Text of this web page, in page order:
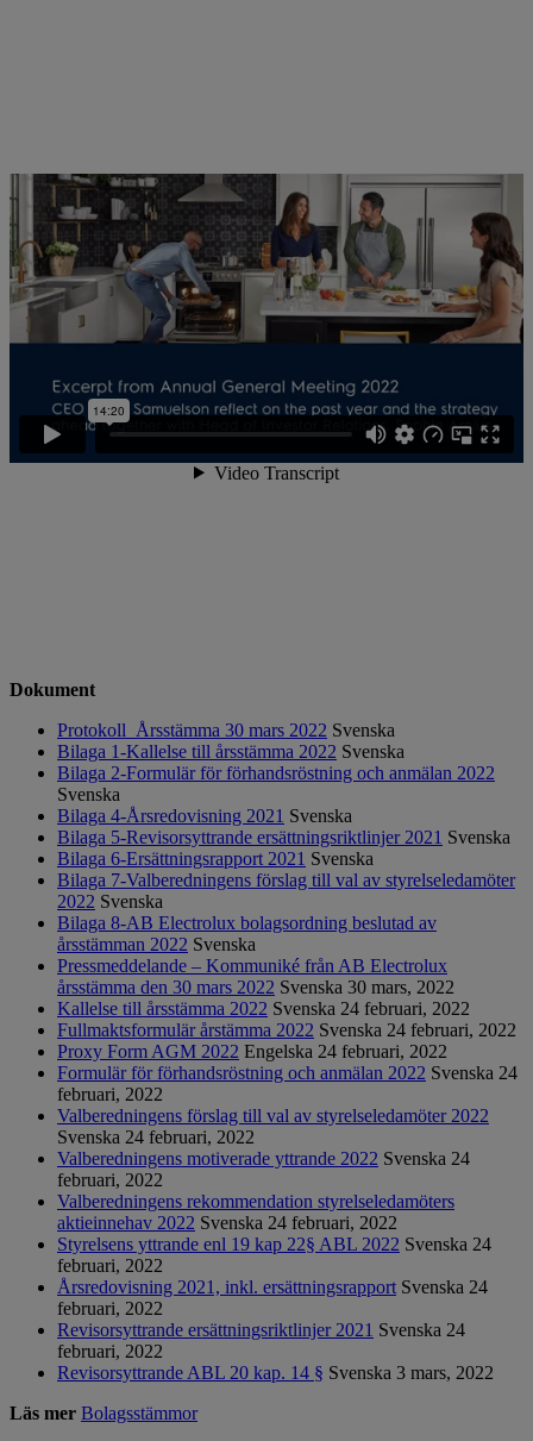
Dokument
Protokoll_Årsstämma 30 mars 2022 Svenska
Bilaga 1-Kallelse till årsstämma 2022 Svenska
Bilaga 2-Formulär för förhandsröstning och anmälan 2022
Svenska
Bilaga 4-Årsredovisning 2021 Svenska
Bilaga 5-Revisorsyttrande ersättningsriktlinjer 2021 Svenska
Bilaga 6-Ersättningsrapport 2021 Svenska
Bilaga 7-Valberedningens förslag till val av styrelseledamöter
2022 Svenska
Bilaga 8-AB Electrolux bolagsordning beslutad av
årsstämman 2022 Svenska
Pressmeddelande – Kommuniké från AB Electrolux
årsstämma den 30 mars 2022 Svenska 30 mars, 2022
Kallelse till årsstämma 2022 Svenska 24 februari, 2022
Fullmaktsformulär årstämma 2022 Svenska 24 februari, 2022
Proxy Form AGM 2022 Engelska 24 februari, 2022
Formulär för förhandsröstning och anmälan 2022 Svenska 24
februari, 2022
Valberedningens förslag till val av styrelseledamöter 2022
Svenska 24 februari, 2022
Valberedningens motiverade yttrande 2022 Svenska 24
februari, 2022
Valberedningens rekommendation styrelseledamöters
aktieinnehav 2022 Svenska 24 februari, 2022
Styrelsens yttrande enl 19 kap 22§ ABL 2022 Svenska 24
februari, 2022
Årsredovisning 2021, inkl. ersättningsrapport Svenska 24
februari, 2022
Revisorsyttrande ersättningsriktlinjer 2021 Svenska 24
februari, 2022
Revisorsyttrande ABL 20 kap. 14 § Svenska 3 mars, 2022
Läs mer Bolagsstämmor